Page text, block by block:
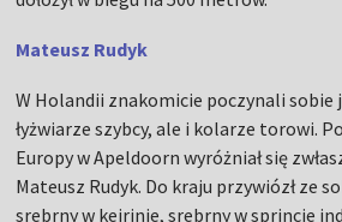
Mateusz Rudyk
W Holandii znakomicie poczynali sobie
łyżwiarze szybcy, ale i kolarze torowi.
Europy w Apeldoorn wyróżniał się
Mateusz Rudyk. Do kraju przywiózł ze
srebrny w keirinie, srebrny w sprincie